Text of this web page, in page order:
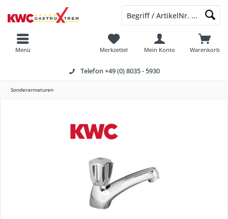
Telefon +49 (0) 8035 - 5930
Menü Warenkorb
Merkzettel Mein Konto
Sonderarmaturen